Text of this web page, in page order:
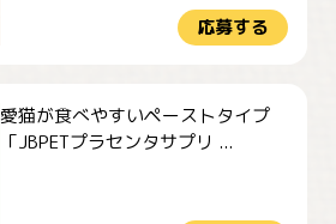
応募する
愛猫が食べやすいペーストタイプ
「JBPETプラセンタサプリ ...